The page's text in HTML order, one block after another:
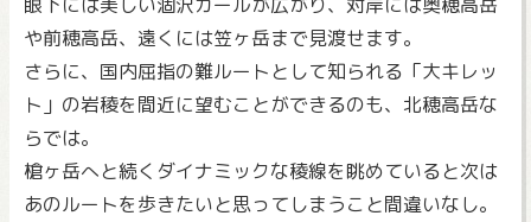
や前穂高岳、遠くには笠ヶ岳まで見渡せます。
さらに、国内屈指の難ルートとして知られる「大キレッ
ト」の岩稜を間近に望むことができるのも、北穂高岳な
らでは。
槍ヶ岳へと続くダイナミックな稜線を眺めていると次は
あのルートを歩きたいと思ってしまうこと間違いなし。